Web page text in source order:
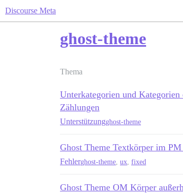
Discourse Meta
ghost-theme
Thema
Unterkategorien und
Zählungen
Unterstützungghost-theme
Ghost Theme Textkörper im
Fehlerghost-theme ux fixed
Ghost Theme OM Körper